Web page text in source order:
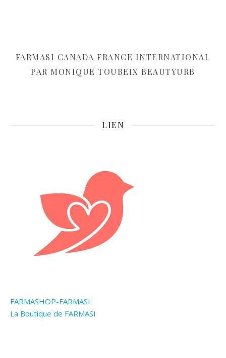
FARMASI CANADA FRANCE INTERNATIONAL
PAR MONIQUE TOUBEIX BEAUTYURB
LIEN
FARMASHOP-FARMASI
La Boutique de FARMASI